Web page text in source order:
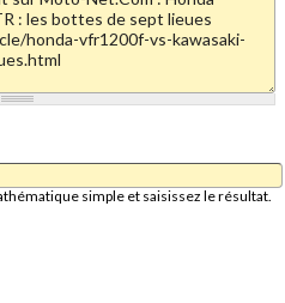
simple et saisissez le résultat.